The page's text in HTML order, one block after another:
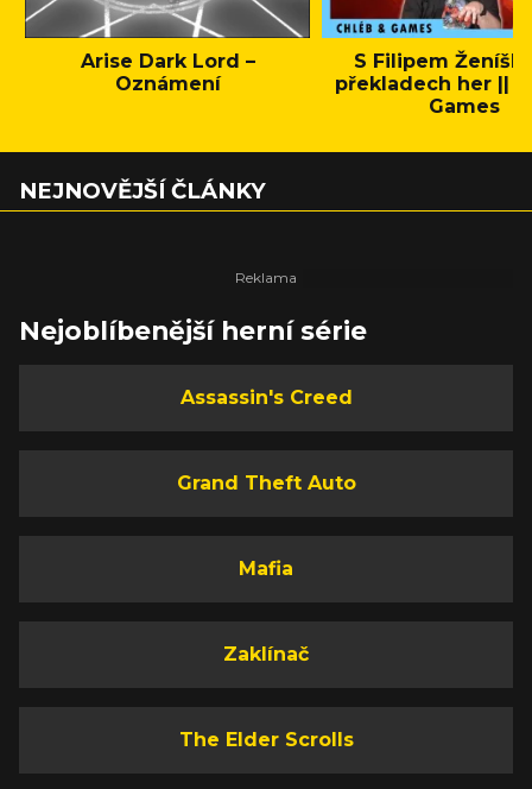
Arise Dark Lord –
Oznámení
S Filipem
překladech her ||
Games
NEJNOVĚJŠÍ ČLÁNKY
Nejoblíbenější herní série
Assassin's Creed
Grand Theft Auto
Mafia
Zaklínač
The Elder Scrolls